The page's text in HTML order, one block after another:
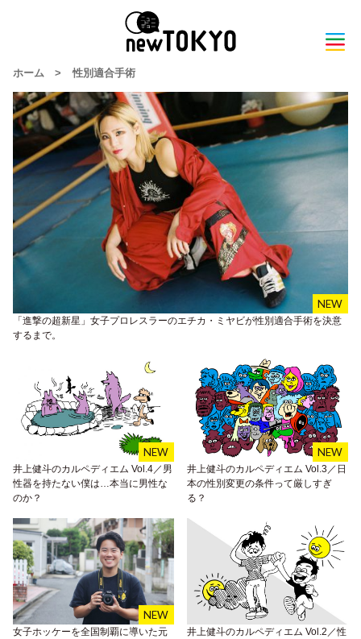
ホーム > 性別適合手術
「進撃の超新星」女子プロレスラーのエチカ・ミヤビが性別適合手術を決意
するまで。
井上健斗のカルペディエム Vol.4／男
性器を持たない僕は…本当に男性な
のか？
井上健斗のカルペディエム Vol.3／日
本の性別変更の条件って厳しすぎ
る？
女子ホッケーを全国制覇に導いた元
井上健斗のカルペディエム Vol.2／性